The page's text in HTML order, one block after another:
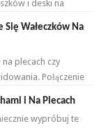
i deski na
Się Wałeczków Na
na plecach czy
Połączenie
i Na Plecach
wypróbuj te